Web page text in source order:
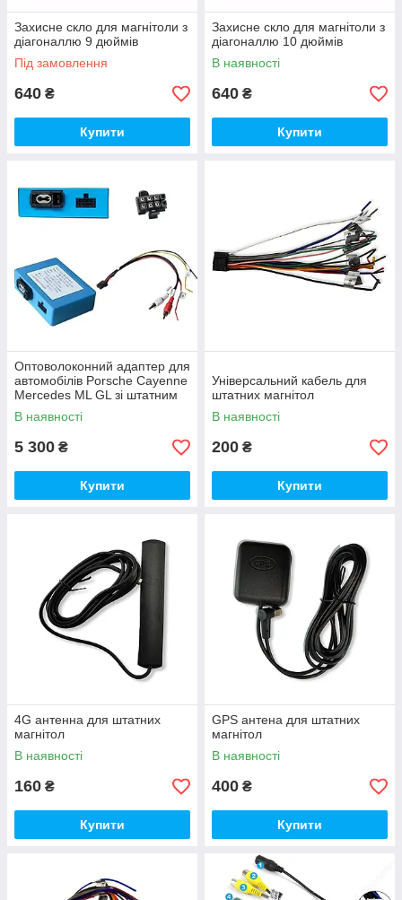
Захисне скло для магнітоли з
діагоналлю 9 дюймів
Під замовлення
640 ₴
Купити
Захисне скло для магнітоли з
діагоналлю 10 дюймів
В наявності
640 ₴
Купити
Оптоволоконний адаптер для
автомобілів Porsche Cayenne
Mercedes ML GL зі штатним
підсилювачем
В наявності
5 300 ₴
Купити
Універсальний кабель для
штатних магнітол
В наявності
200 ₴
Купити
4G антенна для штатних
магнітол
В наявності
160 ₴
Купити
GPS антена для штатних
магнітол
В наявності
400 ₴
Купити